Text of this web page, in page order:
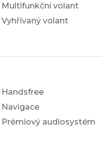
Multifunkční volant
Vyhřívaný volant
Handsfree
Navigace
Prémiový audiosystém